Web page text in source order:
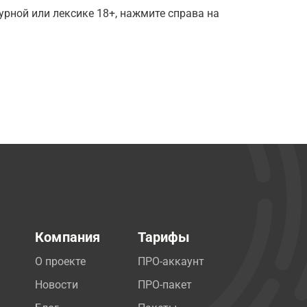
или лексике 18+, нажмите справа на
Компания
О проекте
Новости
Тарифы
ПРО-аккаунт
ПРО-пакет